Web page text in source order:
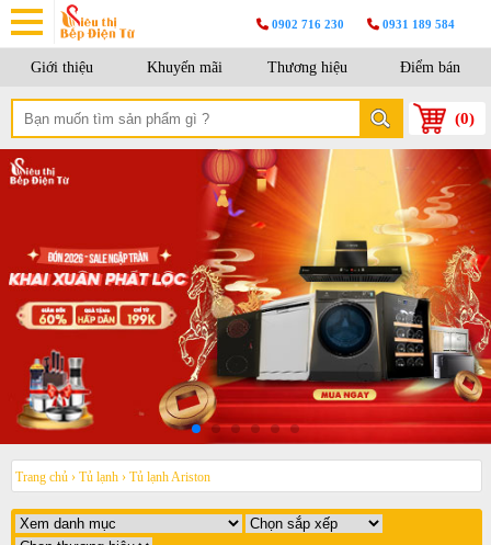
0902 716 230 0931 189 584
Giới thiệu Khuyến mãi Thương hiệu Điểm bán
(0)
Trang chủ › Tủ lạnh › Tủ lạnh Ariston